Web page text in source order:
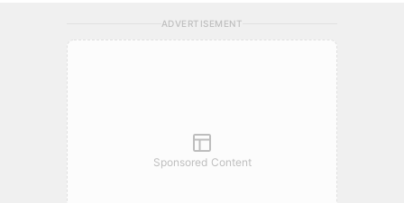
ADVERTISEMENT
Sponsored Content